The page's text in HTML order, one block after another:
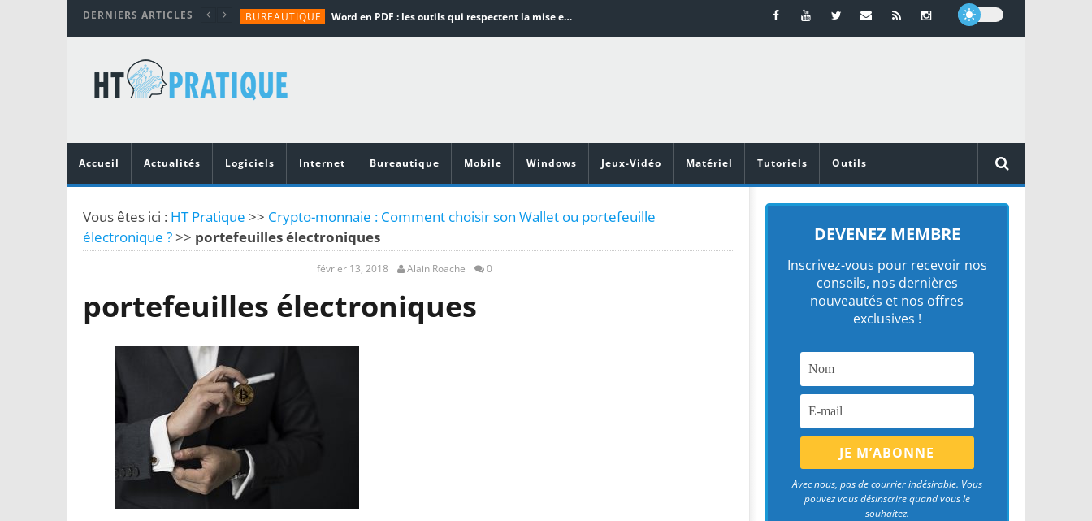
DERNIERS ARTICLES BUREAUTIQUE Word en PDF : les outils qui respectent la mise en page
TUTORIALS
MATÉRIEL
Vidéoprojecteurs Asus : Top 6 des meilleurs modèles de la marque
Accueil
Actualités Logiciels Internet Bureautique Mobile Windows Jeux-Vidéo Matériel Tutoriels Outils
Vous êtes ici : HT Pratique >> Crypto-monnaie : Comment choisir son Wallet ou portefeuille
électronique ?>> portefeuilles électroniques
février 13, 2018 Alain Roache 0
portefeuilles électroniques
DEVENEZ MEMBRE
Inscrivez-vous pour recevoir nos
conseils, nos dernières
nouveautés et nos offres
exclusives !
Avec nous, pas de courrier indésirable. Vous
pouvez vous désinscrire quand vous le
souhaitez.